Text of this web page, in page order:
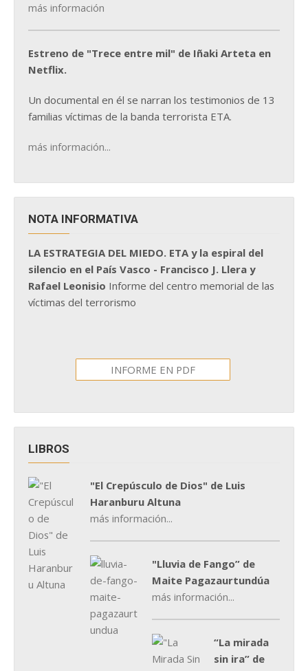
más información
Estreno de "Trece entre mil" de Iñaki Arteta en
Netflix.
Un documental en él se narran los testimonios de 13
familias víctimas de la banda terrorista ETA.
más información...
NOTA INFORMATIVA
LA ESTRATEGIA DEL MIEDO. ETA y la espiral del
silencio en el País Vasco - Francisco J. Llera y
Rafael Leonisio Informe del centro memorial de las
víctimas del terrorismo
INFORME EN PDF
LIBROS
"El Crepúsculo de Dios" de Luis
Haranburu Altuna
más información...
"Lluvia de Fango” de
Maite Pagazaurtundúa
más información...
“La mirada
sin ira” de